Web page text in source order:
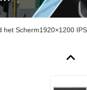
het Scherm1920×1200 IPS